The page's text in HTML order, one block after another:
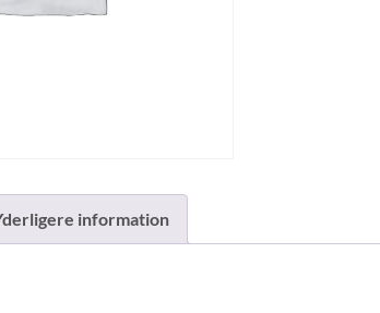
information